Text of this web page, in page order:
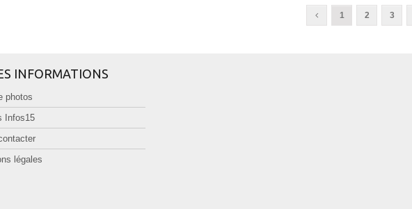
1 2 3
INFORMATIONS
photos
Infos15
légales